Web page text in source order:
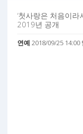
‘첫사랑은 처음이라
2019년 공개
연예 2018/09/25 14:00